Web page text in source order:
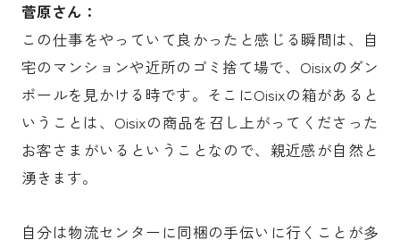
菅原さん：
この仕事をやっていて良かったと感じる瞬間は、自
宅のマンションや近所のゴミ捨て場で、Oisixのダン
ボールを見かける時です。そこにOisixの箱があると
いうことは、Oisixの商品を召し上がってくださった
お客さまがいるということなので、親近感が自然と
湧きます。
自分は物流センターに同梱の手伝いに行くことが多